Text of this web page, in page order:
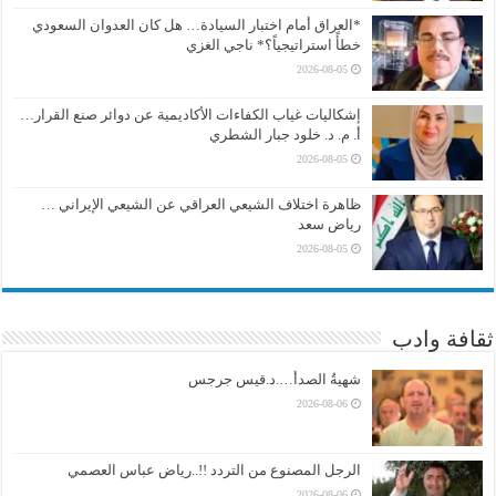
*العراق أمام اختبار السيادة… هل كان العدوان السعودي
خطأً استراتيجياً؟* ناجي الغزي
2026-08-05
إشكاليات غياب الكفاءات الأكاديمية عن دوائر صنع القرار…
أ. م. د. خلود جبار الشطري
2026-08-05
ظاهرة اختلاف الشيعي العراقي عن الشيعي الإيراني …
رياض سعد
2026-08-05
ثقافة وادب
شهيةُ الصدأ….د.قيس جرجس
2026-08-06
الرجل المصنوع من التردد !!..رياض عباس العصمي